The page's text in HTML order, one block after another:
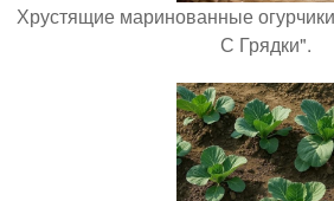
Хрустящие маринованные
С Грядки".